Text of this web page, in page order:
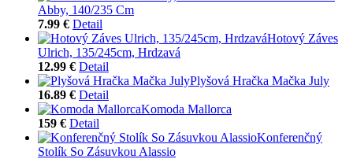
Abby, 140/235 Cm
7.99 € Detail
Hotový Záves
Ulrich, 135/245cm, Hrdzavá
12.99 € Detail
Plyšová Hračka Mačka July
16.89 € Detail
Komoda Mallorca
159 € Detail
Konferenčný
Stolík So Zásuvkou Alassio